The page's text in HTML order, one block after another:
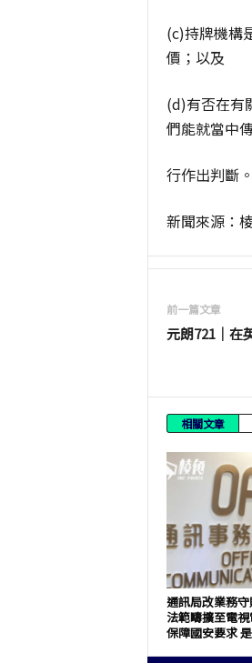
(c)持牌機構
價；以及
(d)有否在有
們能就當中
行作出判斷。
新聞來源：
前一篇文章
元朗721｜在
相關文章
通訊局改業務
法範疇擴至電
保障國安要求